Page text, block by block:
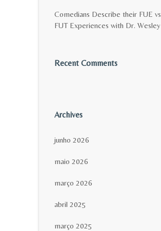
Comedians Describe their FUE vs
FUT Experiences with Dr. Wesley
Recent Comments
Archives
junho 2026
maio 2026
março 2026
abril 2025
março 2025